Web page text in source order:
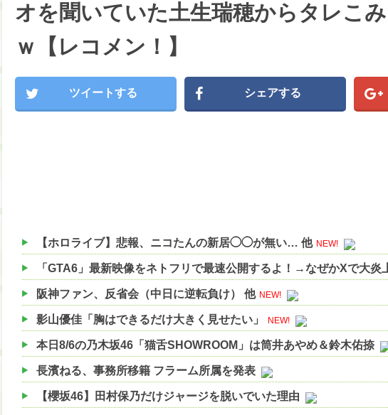
オを聞いていた土生瑞穂からタレこ
ｗ【レコメン！】
ツイートする シェアする
【ホロライブ】悲報、ニコたんの新居◯◯が無い… 他 NEW!
「GTA6」最新映像をネトフリで最速公開するよ！→なぜかXで大炎
阪神ファン、反省会（中日に逆転負け） 他 NEW!
影山優佳「胸はできるだけ大きく見せたい」 NEW!
本日8/6の乃木坂46「猫舌SHOWROOM」は筒井あやめ＆鈴木佑捺
長濱ねる、事務所移籍 フラーム所属を発表
【櫻坂46】田村保乃だけジャージを脱いでいた理由